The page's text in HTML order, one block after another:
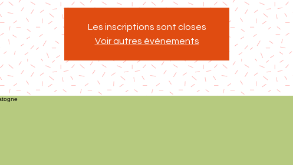
Les inscriptions sont closes
Voir autres événements